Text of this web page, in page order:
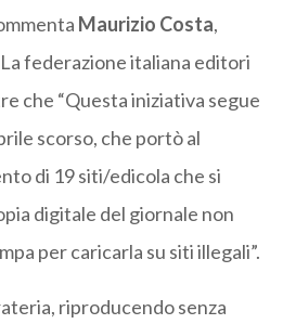
Maurizio Costa,
federazione italiana editori
che “Questa iniziativa segue
scorso, che portò al
di 19 siti/edicola che si
digitale del giornale non
per caricarla su siti illegali”.
riproducendo senza